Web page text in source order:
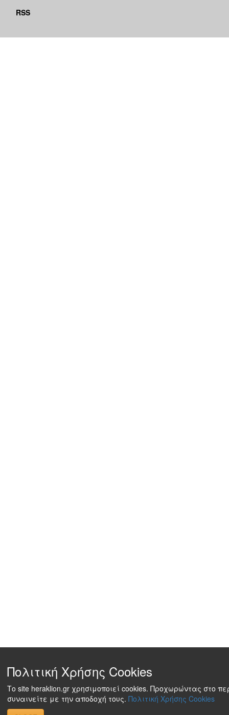
RSS
Πολιτική Χρήσης Cookies
Το site heraklion.gr χρησιμοποιεί cookies. Προχωρώντας στο
συναινείτε με την αποδοχή τους. Πολιτική Χρήσης Cookies